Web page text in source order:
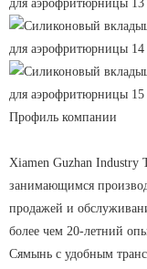
Профиль компании
Xiamen Guzhan Industry
занимающимся
продажей и
более чем 20-летний
Сямынь с удобным